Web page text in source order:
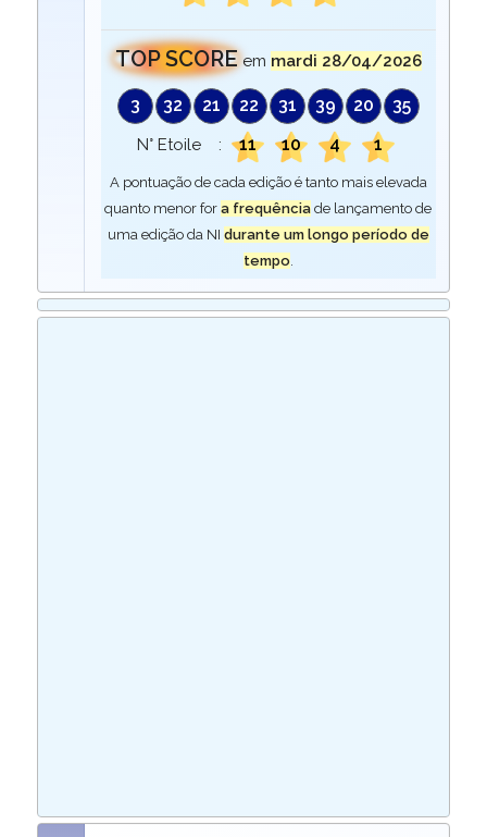
TOP SCORE em mardi 28/04/2026
3 32 21 22 31 39 20 35
N° Etoile : 11 10 4 1
A pontuação de cada edição é tanto mais elevada
quanto menor fora frequência de lançamento de
uma edição da NI durante um longo período de
tempo.